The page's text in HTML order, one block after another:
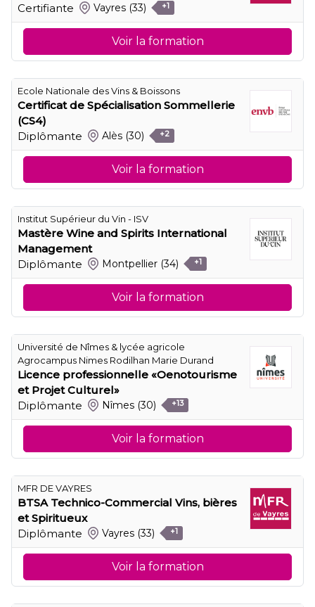
Certifiante
Vayres (33) +1
Voir la formation
Ecole Nationale des Vins & Boissons
Certificat de Spécialisation Sommellerie
(CS4)
Diplômante
Alès (30) +2
Voir la formation
Institut Supérieur du Vin - ISV
Mastère Wine and Spirits International
Management
Diplômante
Montpellier (34) +1
Voir la formation
Université de Nîmes & lycée agricole
Agrocampus Nimes Rodilhan Marie Durand
Licence professionnelle «Oenotourisme
et Projet Culturel»
Diplômante
Nîmes (30) +13
Voir la formation
MFR DE VAYRES
BTSA Technico-Commercial Vins, bières
et Spiritueux
Diplômante
Vayres (33) +1
Voir la formation